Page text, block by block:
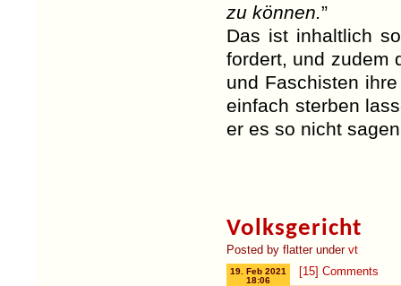
zu können.”
Das ist inhaltlich
fordert, und zudem
und Faschisten
einfach sterben
er es so nicht
Volksgericht
Posted by flatter under vt
[15] Comments
19. Feb 2021
18:06